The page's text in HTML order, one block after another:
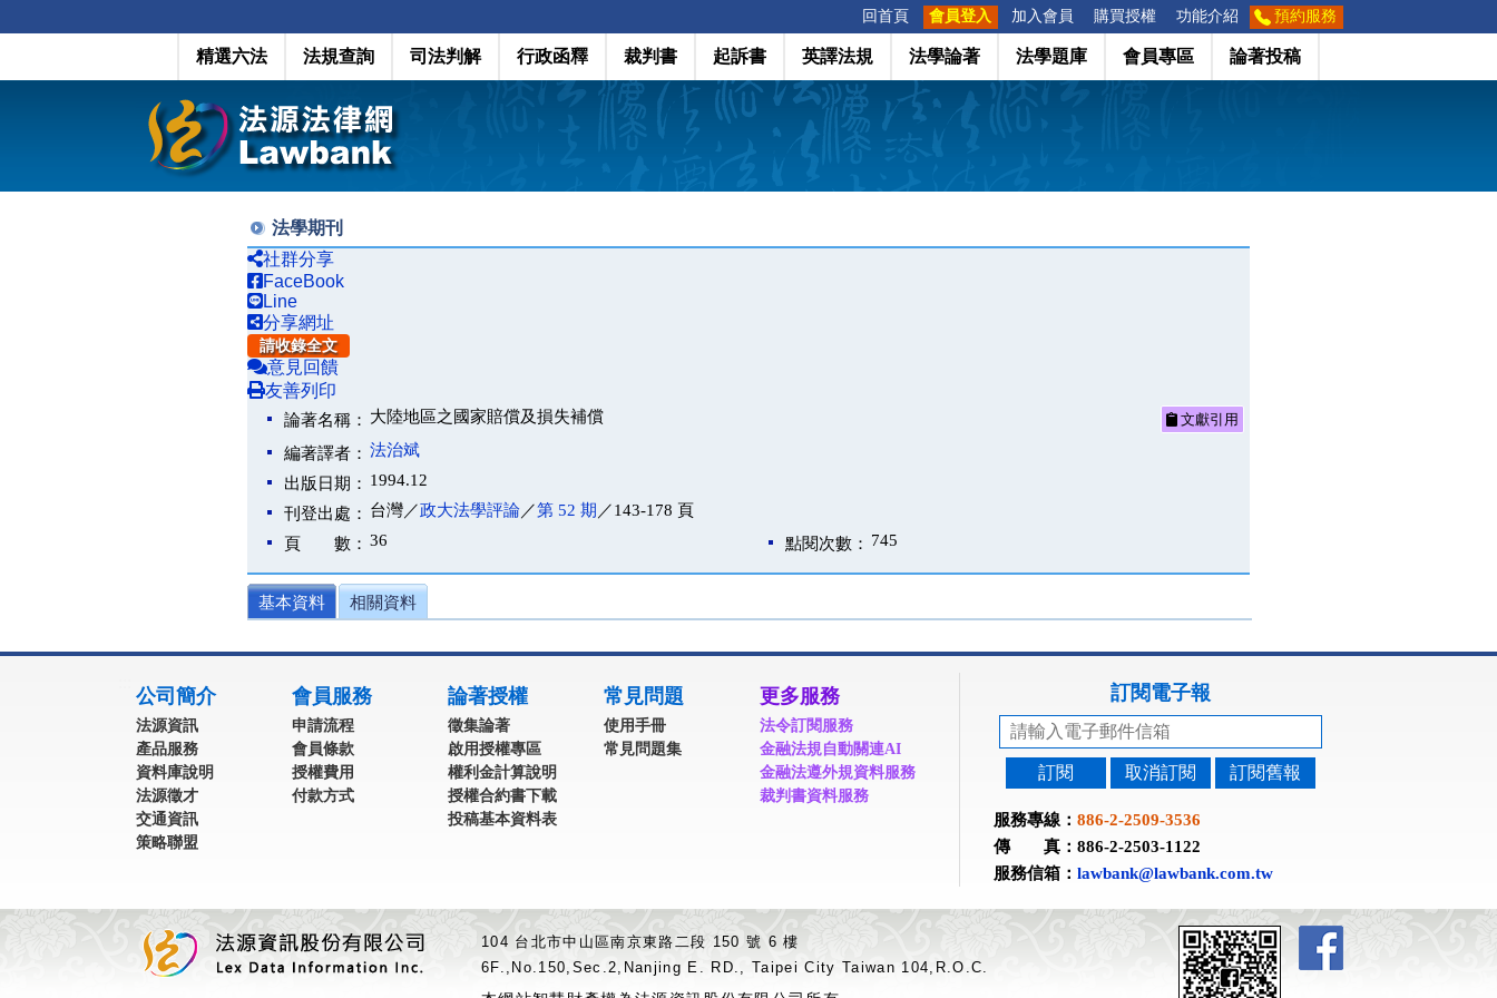
回首頁 會員登入 加入會員 購買授權 功能介紹 預約服務
精選六法 法規查詢 司法判解 行政函釋 裁判書 起訴書 英譯法規 法學論著 法學題庫 會員專區 論著投稿
法學期刊
社群分享
FaceBook
Line
分享網址
請收錄全文
意見回饋
友善列印
論著名稱： 大陸地區之國家賠償及損失補償 文獻引用
編著譯者： 法治斌
出版日期： 1994.12
刊登出處： 台灣／政大法學評論／第 52 期 ／143-178 頁
頁 數： 36 點閱次數： 745
基本資料 相關資料
公司簡介
法源資訊
產品服務
資料庫說明
法源徵才
交通資訊
策略聯盟
會員服務
申請流程
會員條款
授權費用
付款方式
論著授權
徵集論著
啟用授權專區
權利金計算說明
授權合約書下載
投稿基本資料表
常見問題
使用手冊
常見問題集
更多服務
法令訂閱服務
金融法規自動關連AI
金融法遵外規資料服務
裁判書資料服務
訂閱電子報
訂閱 取消訂閱 訂閱舊報
服務專線： 886-2-2509-3536
傳 真：886-2-2503-1122
服務信箱： lawbank@lawbank.com.tw
104 台北市中山區南京東路二段 150 號 6 樓
6F.,No.150,Sec.2,Nanjing E. RD., Taipei City Taiwan 104,R.O.C.